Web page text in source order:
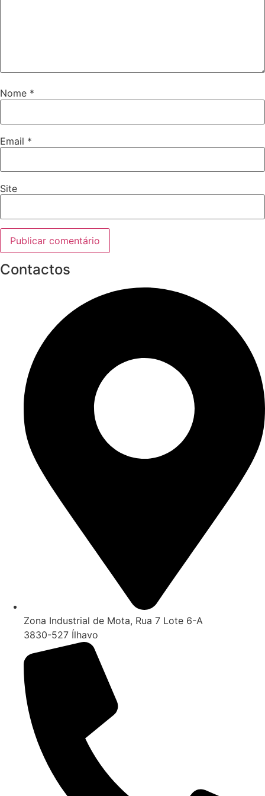
Nome *
Email *
Site
Contactos
Zona Industrial de Mota, Rua 7 Lote 6-A
3830-527 Ílhavo